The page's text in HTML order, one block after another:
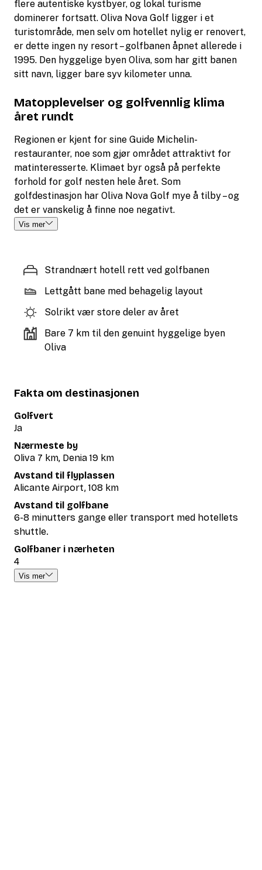
flere autentiske kystbyer, og lokal turisme
dominerer fortsatt. Oliva Nova Golf ligger i et
turistområde, men selv om hotellet nylig er renovert,
er dette ingen ny resort – golfbanen åpnet allerede i
1995. Den hyggelige byen Oliva, som har gitt banen
sitt navn, ligger bare syv kilometer unna.
Matopplevelser og golfvennlig klima
året rundt
Regionen er kjent for sine Guide Michelin-
restauranter, noe som gjør området attraktivt for
matinteresserte. Klimaet byr også på perfekte
forhold for golf nesten hele året. Som
golfdestinasjon har Oliva Nova Golf mye å tilby – og
det er vanskelig å finne noe negativt.
Vis mer
Strandnært hotell rett ved golfbanen
Lettgått bane med behagelig layout
Solrikt vær store deler av året
Bare 7 km til den genuint hyggelige byen
Oliva
Fakta om destinasjonen
Golfvert
Ja
Nærmeste by
Oliva 7 km, Denia 19 km
Avstand til flyplassen
Alicante Airport, 108 km
Avstand til golfbane
6-8 minutters gange eller transport med hotellets
shuttle.
Golfbaner i nærheten
4
Vis mer